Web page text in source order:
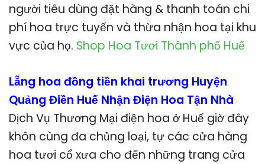
người tiêu dùng đặt hàng & thanh toán chi
phí hoa trực tuyến và thừa nhận hoa tại khu
vực của họ. Shop Hoa Tươi Thành phố Huế
Lẵng hoa đồng tiền khai trương Huyện
Quảng Điền Huế Nhận Điện Hoa Tận Nhà
Dịch Vụ Thương Mại điện hoa ở Huế giờ đây
khôn cùng đa chủng loại, tự các cửa hàng
hoa tươi cổ xưa cho đến những trang cửa